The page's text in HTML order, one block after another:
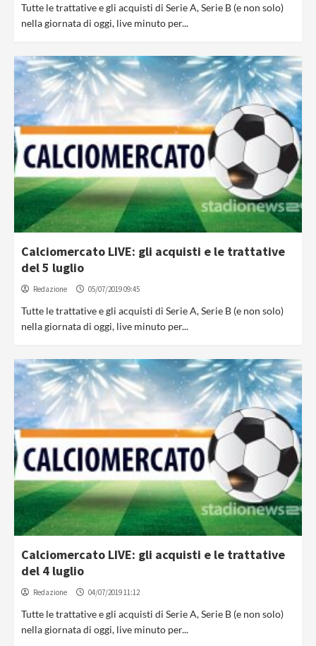
Tutte le trattative e gli acquisti di Serie A, Serie B (e non solo)
nella giornata di oggi, live minuto per...
Calciomercato LIVE: gli acquisti e le trattative
del 5 luglio
Redazione 05/07/2019 09:45
Tutte le trattative e gli acquisti di Serie A, Serie B (e non solo)
nella giornata di oggi, live minuto per...
Calciomercato LIVE: gli acquisti e le trattative
del 4 luglio
Redazione 04/07/2019 11:12
Tutte le trattative e gli acquisti di Serie A, Serie B (e non solo)
nella giornata di oggi, live minuto per...